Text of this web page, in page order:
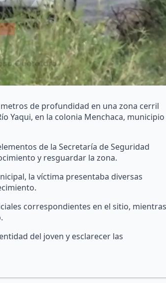
de profundidad en una zona cerril
Yaqui, en la colonia Menchaca, municipio
de la Secretaría de Seguridad
y resguardar la zona.
la víctima presentaba diversas
correspondientes en el sitio, mientras
del joven y esclarecer las